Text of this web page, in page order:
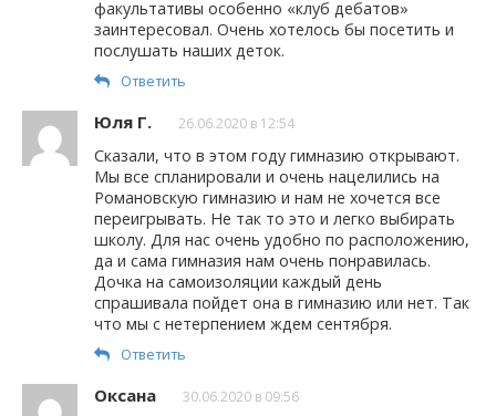
факультативы особенно «клуб дебатов»
заинтересовал. Очень хотелось бы посетить и
послушать наших деток.
Ответить
Юля Г. 26.06.2020 в 12:54
Сказали, что в этом году гимназию открывают.
Мы все спланировали и очень нацелились на
Романовскую гимназию и нам не хочется все
переигрывать. Не так то это и легко выбирать
школу. Для нас очень удобно по расположению,
да и сама гимназия нам очень понравилась.
Дочка на самоизоляции каждый день
спрашивала пойдет она в гимназию или нет. Так
что мы с нетерпением ждем сентября.
Ответить
Оксана 30.06.2020 в 09:56